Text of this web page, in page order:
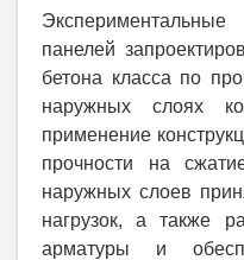
панелей
бетона класса по
наружных слоях
применение
прочности на
наружных слоев
нагрузок, а также
арматуры и